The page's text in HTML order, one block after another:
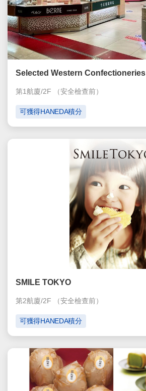
Selected Western Confectioneries
第1航廈/2F （安全檢查前）
可獲得HANEDA積分
SMILE TOKYO
第2航廈/2F （安全檢查前）
可獲得HANEDA積分